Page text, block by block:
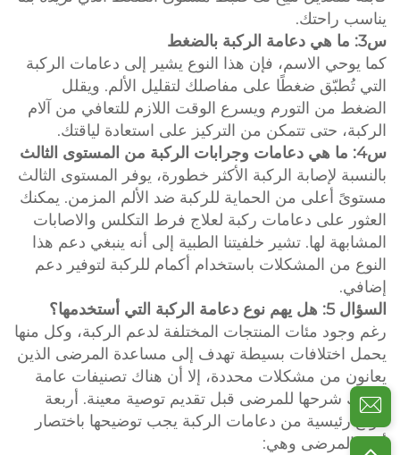
يناسب راحتك.
س3: ما هي دعامة الركبة بالضغط
كما يوحي الاسم، فإن هذا النوع يشير إلى دعامات الركبة
التي تُطبّق ضغطًا على مفاصلك لتقليل الألم. ويقلل
الضغط من التورم ويسرع الوقت اللازم للتعافي من آلام
الركبة، حتى تتمكن من التركيز على استعادة لياقتك.
س4: ما هي دعامات وجرابات الركبة من المستوى الثالث
بالنسبة لإصابة الركبة الأكثر خطورة، يوفر المستوى الثالث
مستوىً أعلى من الحماية للركبة ضد الألم المزمن. يمكنك
العثور على دعامات ركبة لعلاج فرط التكلس والاصابات
المشابهة لها. تشير خلفيتنا الطبية إلى أنه ينبغي دعم هذا
النوع من المشكلات باستخدام أكمام للركبة لتوفير دعم
إضافي.
السؤال 5: هل يهم نوع دعامة الركبة التي أستخدمها؟
رغم وجود مئات المنتجات المختلفة لدعم الركبة، وكل منها
يحمل اختلافات بسيطة تهدف إلى مساعدة المرضى الذين
يعانون من مشكلات محددة، إلا أن هناك تصنيفات عامة
يمكنك شرحها للمرضى قبل تقديم توصية معينة. أربعة
أنواع رئيسية من دعامات الركبة يجب توضيحها باختصار
أمام المرضى وهي: